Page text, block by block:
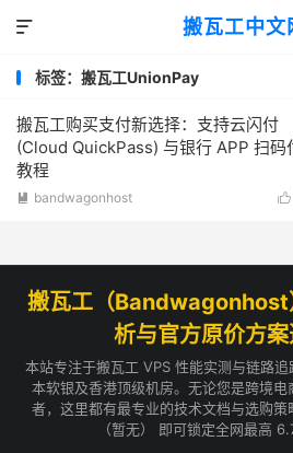
搬瓦工中文

标签：搬瓦工UnionPay
搬瓦工购买支付新选择：支持云闪付
(Cloud QuickPass) 与银行 APP 扫码
教程

 bandwagonhost
搬瓦工（Bandwagonhost
析与官方原价方
本站专注于搬瓦工 VPS 性能实测与链路
本软银及香港顶级机房。无论您是跨境
者，这里都有最专业的技术文档与选购
（暂无） 即可锁定全网最高